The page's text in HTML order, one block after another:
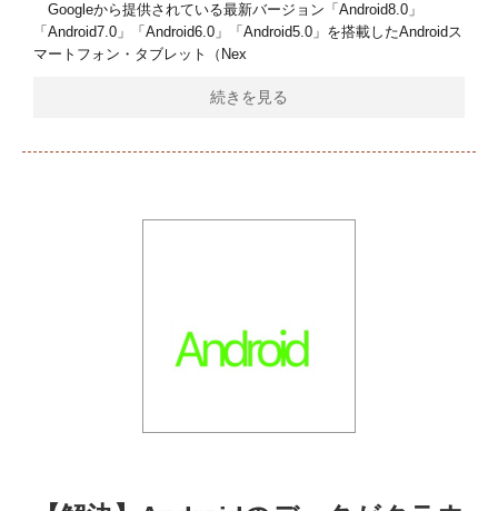
Googleから提供されている最新バージョン「Android8.0」
「Android7.0」「Android6.0」「Android5.0」を搭載したAndroidス
マートフォン・タブレット（Nex
続きを見る